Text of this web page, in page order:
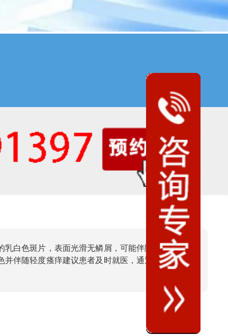
白色斑片，表面光滑无鳞屑，可能伴随毛发变白；
伴随轻度瘙痒建议患者及时就医，通过专业仪器检